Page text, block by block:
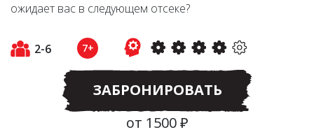
ожидает вас в следующем отсеке?
2-6 7+
ЗАБРОНИРОВАТЬ
от 1500 ₽